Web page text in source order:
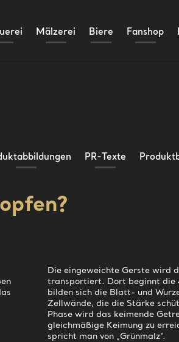
Mälzerei Biere Fanshop
PR-Texte
Die eingeweichte Gerste wird
transportiert. Dort beginnt die
bilden sich die Blatt- und
Zellwände, die die Stärke
Phase wird das keimende
gleichmäßige Keimung zu
spricht man von „Grünmalz“.